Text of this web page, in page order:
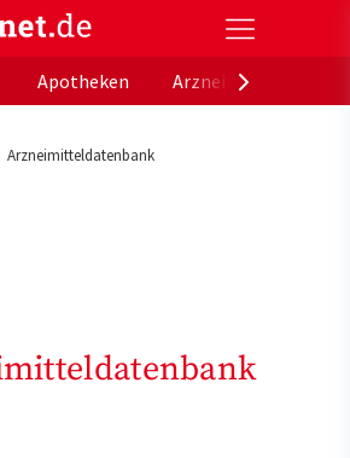
offizielle Gesundheitsportal der
Apotheken
Arzneimitteldatenbank